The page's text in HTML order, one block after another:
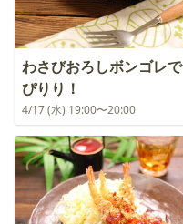
わさびおろしボンゴレで
ぴりり！
4/17 (水) 19:00〜20:00